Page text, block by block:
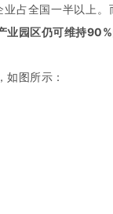
占全国一半以上
业园区仍可维持
如图所示：